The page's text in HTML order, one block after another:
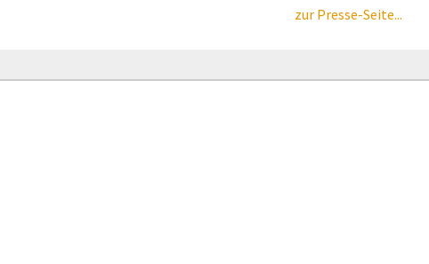
zur Presse-Seite...